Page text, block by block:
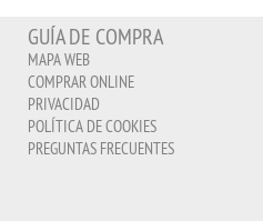
GUÍA DE COMPRA
MAPA WEB
COMPRAR ONLINE
PRIVACIDAD
POLÍTICA DE COOKIES
PREGUNTAS FRECUENTES